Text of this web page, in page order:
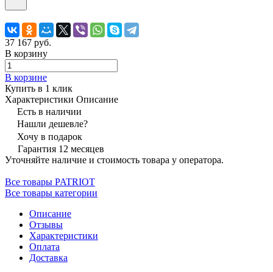
37 167 руб.
В корзину
В корзине
Купить в 1 клик
Характеристики Описание
Есть в наличии
Нашли дешевле?
Хочу в подарок
Гарантия 12 месяцев
Уточняйте наличие и стоимость товара у оператора.
Все товары PATRIOT
Все товары категории
Описание
Отзывы
Характеристики
Оплата
Доставка